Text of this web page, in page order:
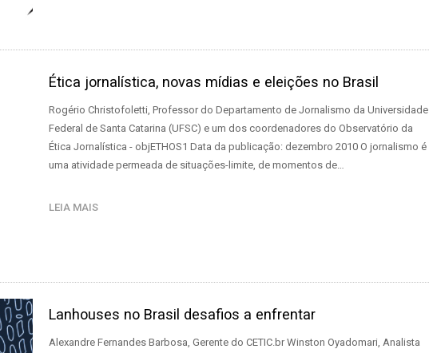
Ética jornalística, novas mídias e eleições no Brasil
Rogério Christofoletti, Professor do Departamento de Jornalismo da Universidade
Federal de Santa Catarina (UFSC) e um dos coordenadores do Observatório da
Ética Jornalística - objETHOS1 Data da publicação: dezembro 2010 O jornalismo é
uma atividade permeada de situações-limite, de momentos de…
LEIA MAIS
Lanhouses no Brasil desafios a enfrentar
Alexandre Fernandes Barbosa, Gerente do CETIC.br Winston Oyadomari, Analista